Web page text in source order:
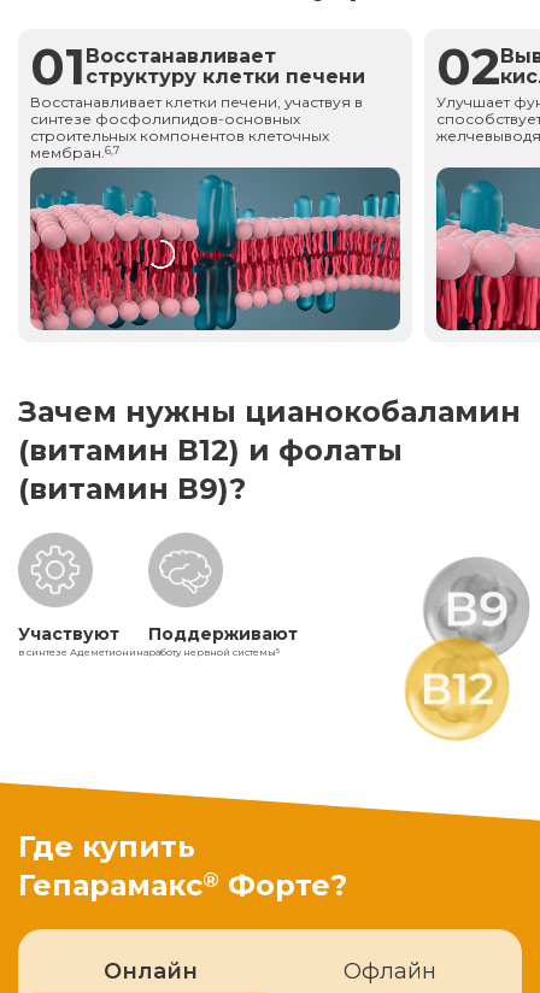
01 Восстанавливает
структуру клетки печени
Восстанавливает клетки печени, участвуя в
синтезе фосфолипидов-основных
строительных компонентов клеточных
мембран.6,7
02
Улучшает
Зачем нужны цианокобаламин
(витамин В12) и фолаты
(витамин В9)?
Участвуют
в синтезе Адеметионина
Поддерживают
работу нервной системы5
Где купить
Гепарамакс® Форте?
Онлайн Офлайн